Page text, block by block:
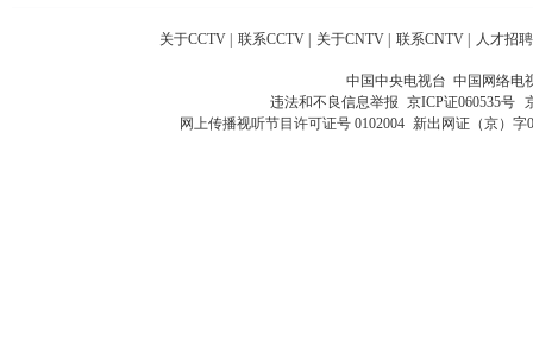
关于CCTV 联系CCTV 关于CNTV 联系CNTV 人才招聘
中国中央电视台 中国网络电
违法和不良信息举报 京ICP证060535号
网上传播视听节目许可证号 0102004 新出网证（京）